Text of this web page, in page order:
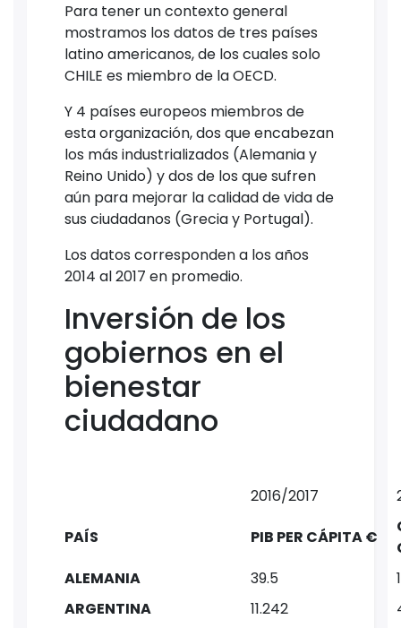
Para tener un contexto general
mostramos los datos de tres países
latino americanos, de los cuales solo
CHILE es miembro de la OECD.
Y 4 países europeos miembros de
esta organización, dos que encabezan
los más industrializados (Alemania y
Reino Unido) y dos de los que sufren
aún para mejorar la calidad de vida de
sus ciudadanos (Grecia y Portugal).
Los datos corresponden a los años
2014 al 2017 en promedio.
Inversión de los
gobiernos en el
bienestar
ciudadano
2016/2017
PAÍS
PIB PER CÁPITA €
ALEMANIA
39.5
ARGENTINA
11.242